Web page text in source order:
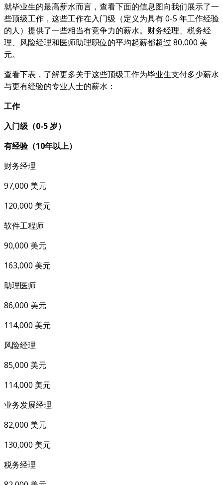
就毕业生的最高薪水而言，查看下面的信息图向我们展示了一
些顶级工作，这些工作在入门级（定义为具有 0-5 年工作经验
的人）提供了一些相当有竞争力的薪水。财务经理、税务经
理、风险经理和医师助理职位的平均起薪都超过 80,000 美
元。
查看下表，了解更多关于这些顶级工作为毕业生支付多少薪水
与更有经验的专业人士的薪水：
工作
入门级（0-5 岁）
有经验（10年以上）
财务经理
97,000 美元
120,000 美元
软件工程师
90,000 美元
163,000 美元
助理医师
86,000 美元
114,000 美元
风险经理
85,000 美元
114,000 美元
业务发展经理
82,000 美元
130,000 美元
税务经理